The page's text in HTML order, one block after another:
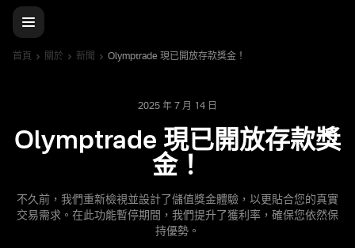
首頁 關於 新聞 Olymptrade 現已開放存款獎金！
2025 年 7 月 14 日
Olymptrade 現已開放存款獎
金！
不久前，我們重新檢視並設計了儲值獎金體驗，以更貼合您的真實
交易需求。在此功能暫停期間，我們提升了獲利率，確保您依然保
持優勢。